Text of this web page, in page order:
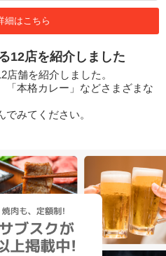
細はこちら
12店を紹介しました
舗を紹介しました。
「本格カレー」などさまざまな
みてください。